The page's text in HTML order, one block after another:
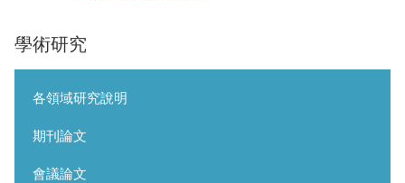
學術研究
各領域研究說明
期刊論文
會議論文